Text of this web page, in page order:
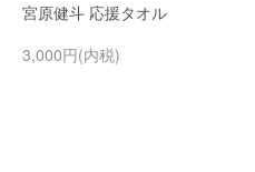
宮原健斗 応援タオル
3,000円(内税)